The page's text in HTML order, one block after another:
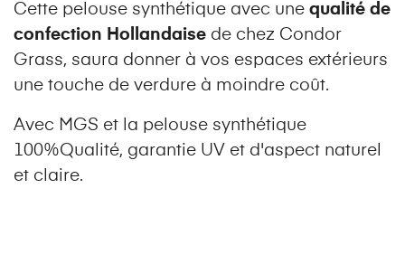
Cette pelouse synthétique avec une qualité de
confection Hollandaise de chez Condor
Grass, saura donner à vos espaces extérieurs
une touche de verdure à moindre coût.
Avec MGS et la pelouse synthétique
100%Qualité, garantie UV et d'aspect naturel
et claire.